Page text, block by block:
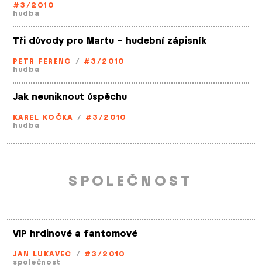
#3/2010
hudba
Tři důvody pro Martu – hudební zápisník
PETR FERENC / #3/2010
hudba
Jak neuniknout úspěchu
KAREL KOČKA / #3/2010
hudba
SPOLEČNOST
VIP hrdinové a fantomové
JAN LUKAVEC / #3/2010
společnost